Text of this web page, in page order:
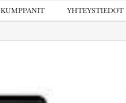
KUMPPANIT YHTEYSTIEDOT